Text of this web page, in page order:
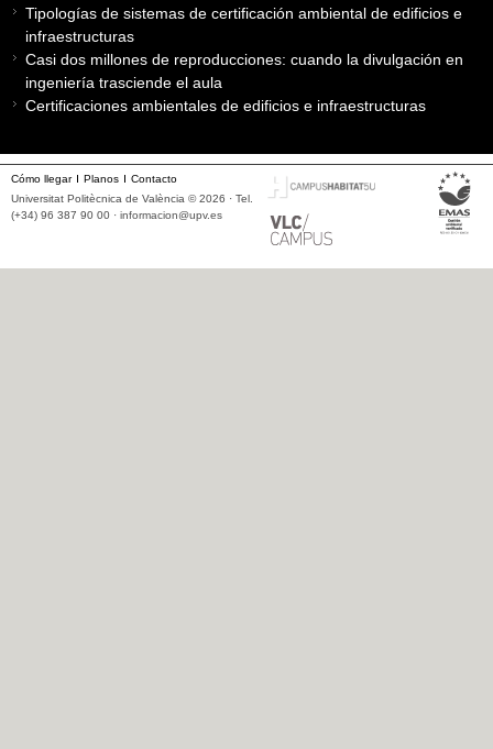
Tipologías de sistemas de certificación ambiental de edificios e
infraestructuras
Casi dos millones de reproducciones: cuando la divulgación en
ingeniería trasciende el aula
Certificaciones ambientales de edificios e infraestructuras
Cómo llegar Planos
Contacto
Universitat Politècnica de València © 2026 · Tel.
(+34) 96 387 90 00 · informacion@upv.es